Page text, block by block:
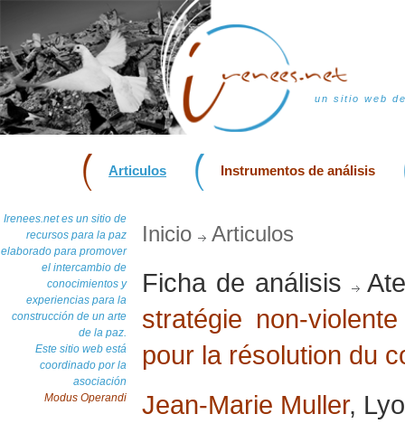
un sitio web
Articulos Instrumentos de análisis
Irenees.net es un sitio de
recursos para la paz
elaborado para promover
el intercambio de
conocimientos y
experiencias para la
construcción de un arte
de la paz.
Este sitio web está
coordinado por la
asociación
Modus Operandi
Inicio Articulos
Ficha de análisis
stratégie non-
pour la résolution du
Jean-Marie Muller,